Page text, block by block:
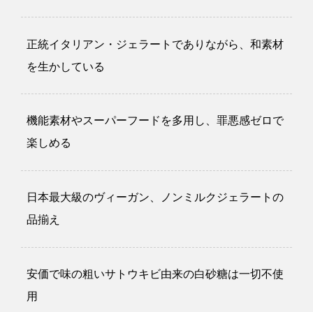
正統イタリアン・ジェラートでありながら、和素材
を生かしている
機能素材やスーパーフードを多用し、罪悪感ゼロで
楽しめる
日本最大級のヴィーガン、ノンミルクジェラートの
品揃え
安価で味の粗いサトウキビ由来の白砂糖は一切不使
用